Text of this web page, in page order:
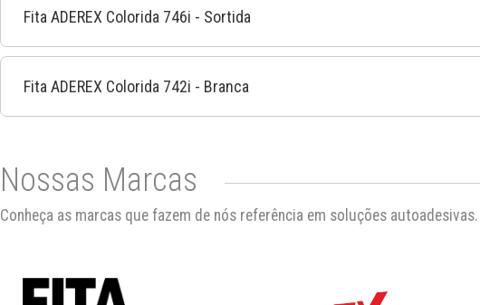
Fita ADEREX Colorida 746i - Sortida
Fita ADEREX Colorida 742i - Branca
Nossas Marcas
Conheça as marcas que fazem de nós referência em soluções autoadesivas.